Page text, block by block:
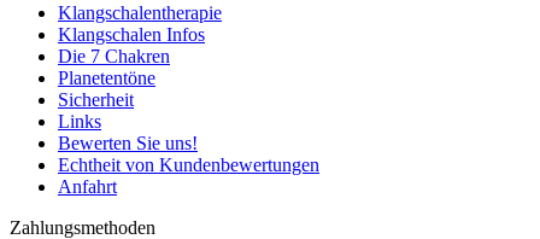
Klangschalentherapie
Klangschalen Infos
Die 7 Chakren
Planetentöne
Sicherheit
Links
Bewerten Sie uns!
Echtheit von Kundenbewertungen
Anfahrt
Zahlungsmethoden